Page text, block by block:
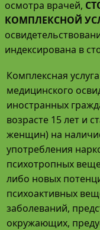
осмотра врачей,
КОМПЛЕКСНОЙ
индексирована в
Комплексная
медицинского
иностранных
возрасте 15 лет и
женщин) на
употребления
психотропных
либо новых
психоактивных
заболеваний,
окружающих,